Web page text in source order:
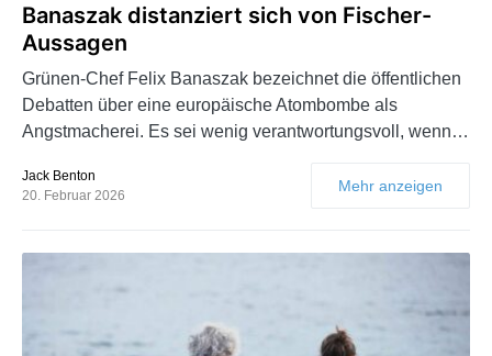
Banaszak distanziert sich von Fischer-
Aussagen
Grünen-Chef Felix Banaszak bezeichnet die öffentlichen
Debatten über eine europäische Atombombe als
Angstmacherei. Es sei wenig verantwortungsvoll, wenn…
Jack Benton
20. Februar 2026
Mehr anzeigen